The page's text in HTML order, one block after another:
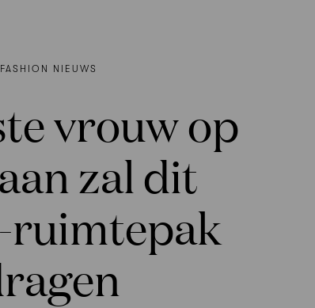
FASHION NIEUWS
vrouw op
zal dit
ruimtepak